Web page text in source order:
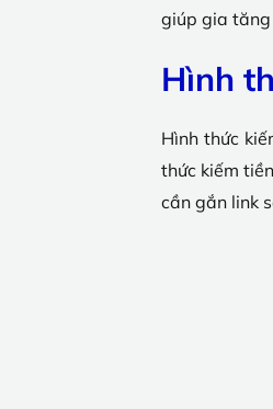
giúp gia tăng
Hình
Hình thức
thức kiếm
cần gắn link